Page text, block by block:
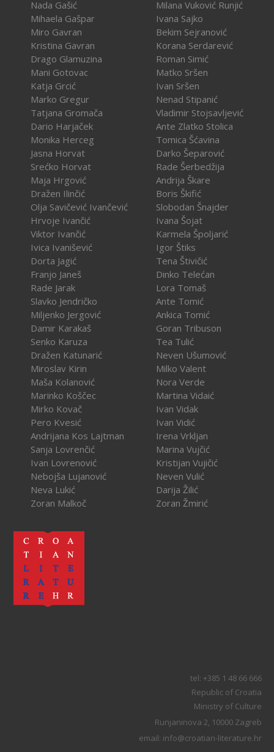
Nada Gašić
Mihaela Gašpar
Miro Gavran
Kristina Gavran
Drago Glamuzina
Mani Gotovac
Katja Grcić
Marko Gregur
Tatjana Gromača
Dario Harjaček
Monika Herceg
Jasna Horvat
Srećko Horvat
Maja Hrgović
Dražen Ilinčić
Olja Savičević Ivančević
Hrvoje Ivančić
Viktor Ivančić
Ivica Ivanišević
Dorta Jagić
Franjo Janeš
Rade Jarak
Slavko Jendričko
Miljenko Jergović
Damir Karakaš
Senko Karuza
Dražen Katunarić
Miroslav Kirin
Maša Kolanović
Marinko Koščec
Mirko Kovač
Pero Kvesić
Andrijana Kos Lajtman
Sanja Lovrenčić
Ivan Lovrenović
Nebojša Lujanović
Neva Lukić
Zoran Malkoč
Milana Vuković Runjić
Ivana Sajko
Bekim Sejranović
Korana Serdarević
Roman Simić
Matko Sršen
Ivan Sršen
Nenad Stipanić
Vladimir Stojsavljević
Ante Zlatko Stolica
Tomica Šćavina
Darko Šeparović
Rade Šerbedžija
Andrija Škare
Boris Škifić
Slobodan Šnajder
Ivana Šojat
Karmela Špoljarić
Igor Štiks
Tena Štivičić
Dinko Telećan
Lora Tomaš
Ante Tomić
Ankica Tomić
Goran Tribuson
Tea Tulić
Neven Ušumović
Milko Valent
Nora Verde
Martina Vidaić
Ivan Vidak
Ivan Vidić
Irena Vrkljan
Marina Vujčić
Kristijan Vujičić
Neven Vulić
Darija Žilić
Zoran Žmirić
tel: +385 1 48 66 666
Republic of Croatia
Ministry of Culture
Runjaninova 2, 10000 Zagreb
email: info@croatian-literature.hr